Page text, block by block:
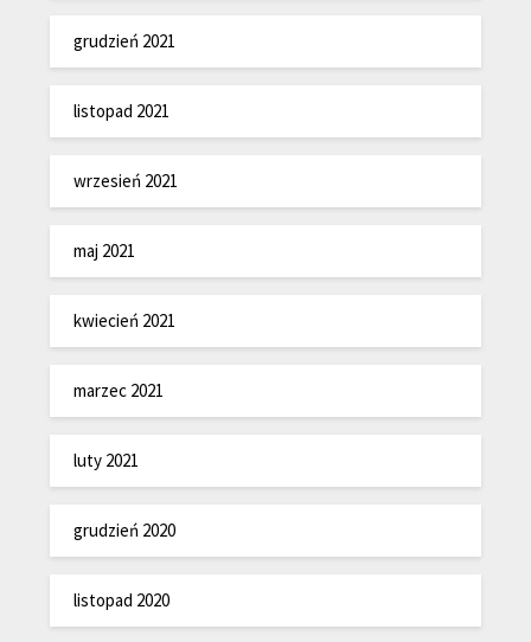
grudzień 2021
listopad 2021
wrzesień 2021
maj 2021
kwiecień 2021
marzec 2021
luty 2021
grudzień 2020
listopad 2020